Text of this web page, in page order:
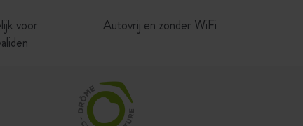
voor
Autovrij en zonder WiFi